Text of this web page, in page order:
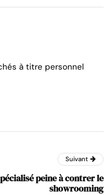
à titre personnel
Suivant
peine à contrer le
showrooming